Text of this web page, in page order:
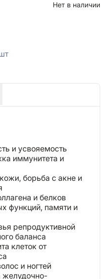
Нет в наличии
и усвояемость
иммунитета и
борьба с акне и
и белков
функций, памяти и
репродуктивной
баланса
клеток от
и ногтей
желудочно-